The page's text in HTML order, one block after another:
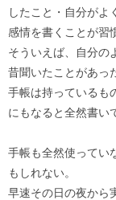
したこと・自分がよ
感情を書くことが習
そういえば、自分の
昔聞いたことがあっ
手帳は持っているも
にもなると全然書い
手帳も全然使ってい
もしれない。
早速その日の夜から